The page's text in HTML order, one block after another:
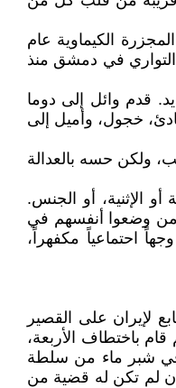
الكيماوية عام
لاجئة إلى دوما يوم 25 نيسان 2013، بعد عامين ونيف من التواري في دمشق منذ
قدم وائل إلى دوما
هادئ، خجول، وأميل إلى
ولكن حسه بالعدالة
الإثنية، أو الجنس.
من وضعوا أنفسهم في
احتماعياً مكفهراً،
الله" اللبناني التابع لإيران على القصير
باختطاف الأربعة،
في شبر ماء من سلطة
أن لم تكن له قضية من